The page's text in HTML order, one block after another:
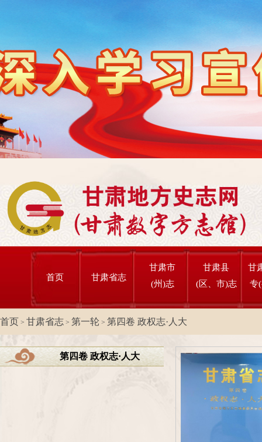
首页 甘肃省志
甘肃市
(州)志
甘肃县
(区、市)志
甘
专
首页 > 甘肃省志 > 第一轮 > 第四卷 政权志·人大
第四卷 政权志·人大